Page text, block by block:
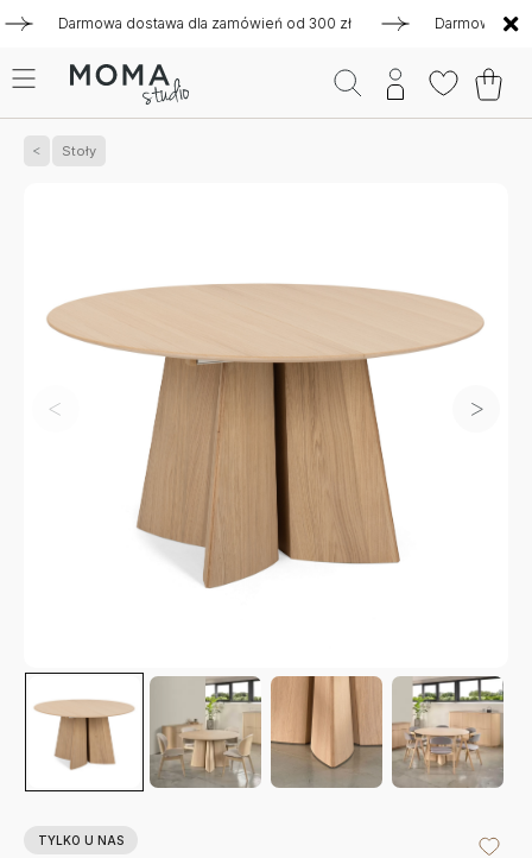
Darmowa dostawa dla zamówień od 300 zł Darmowa dostawa
Stoły
TYLKO U NAS